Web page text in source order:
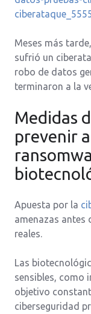
Meses más
sufrió un
robo de datos
terminaron a la
Medidas
prevenir
Apuesta por la
amenazas antes
reales.
Las
sensibles, como
objetivo
ciberseguridad